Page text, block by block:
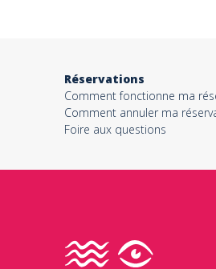
Réservations
Comment fonctionne ma
Comment annuler ma
Foire aux questions